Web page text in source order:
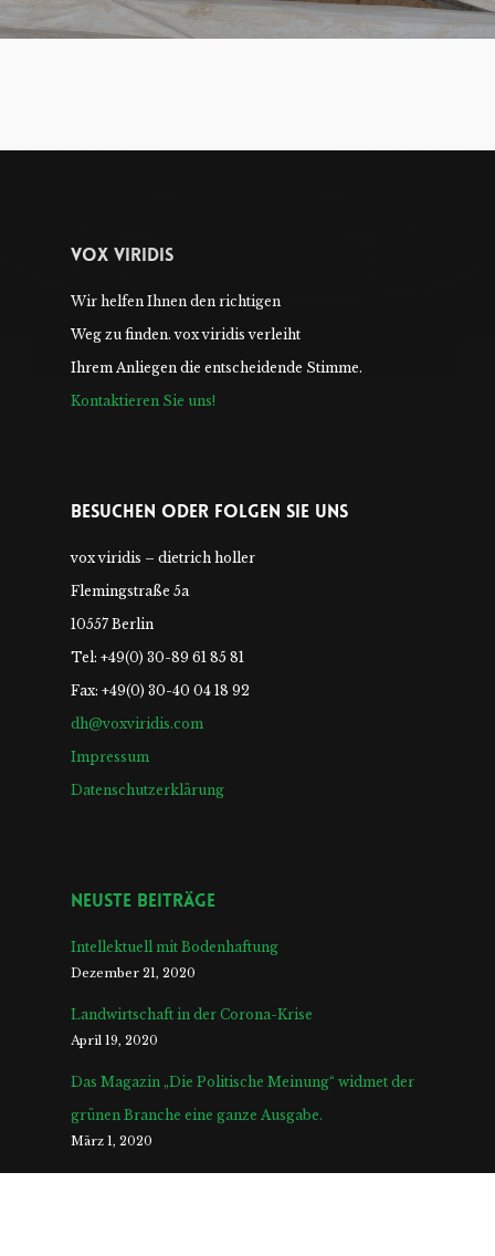
Vox Viridis
Wir helfen Ihnen den richtigen
Weg zu finden. vox viridis verleiht
Ihrem Anliegen die entscheidende Stimme.
Kontaktieren Sie uns!
Besuchen Oder Folgen Sie Uns
vox viridis – dietrich holler
Flemingstraße 5a
10557 Berlin
Tel: +49(0) 30-89 61 85 81
Fax: +49(0) 30-40 04 18 92
dh@voxviridis.com
Impressum
Datenschutzerklärung
Neuste Beiträge
Intellektuell mit Bodenhaftung
Dezember 21, 2020
Landwirtschaft in der Corona-Krise
April 19, 2020
Das Magazin „Die Politische Meinung“ widmet der
grünen Branche eine ganze Ausgabe.
März 1, 2020